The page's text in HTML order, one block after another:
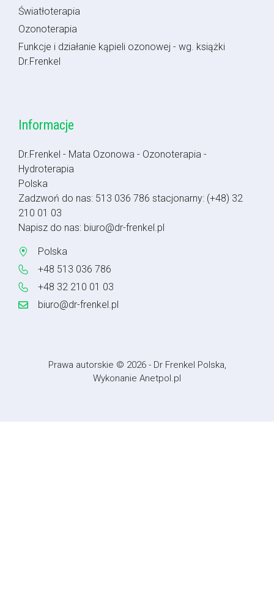
Światłoterapia
Ozonoterapia
Funkcje i działanie kąpieli ozonowej - wg. książki
Dr.Frenkel
Informacje
Dr.Frenkel - Mata Ozonowa - Ozonoterapia -
Hydroterapia
Polska
Zadzwoń do nas: 513 036 786 stacjonarny: (+48) 32
210 01 03
Napisz do nas: biuro@dr-frenkel.pl
Polska
+48 513 036 786
+48 32 210 01 03
biuro@dr-frenkel.pl
Prawa autorskie © 2026 - Dr Frenkel Polska,
Wykonanie Anetpol.pl